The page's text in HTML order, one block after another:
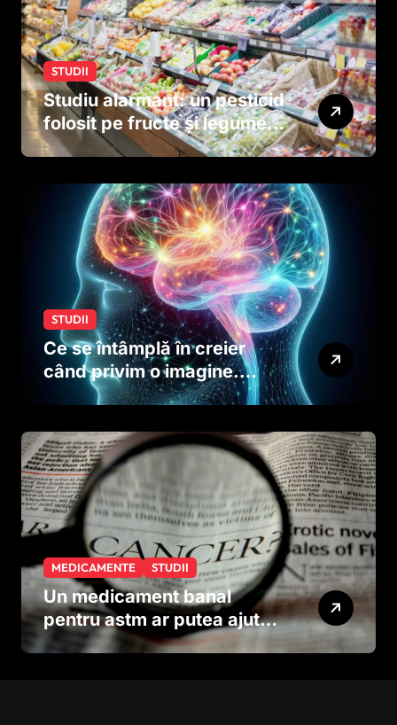
STUDII
Studiu alarmant: un pesticid
folosit pe fructe și legume
ar putea afecta dezvoltarea
dinainte de naștere
STUDII
Ce se întâmplă în creier
când privim o imagine.
Studiul care explică rolul
MEDICAMENTE STUDII
Un medicament banal
pentru astm ar putea ajuta
în lupta împotriva